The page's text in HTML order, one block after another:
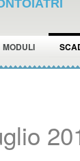
MODULI